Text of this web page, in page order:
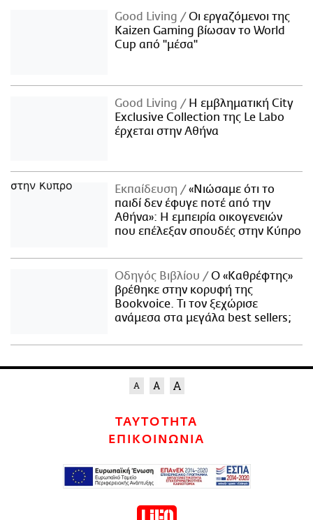
Good Living
Οι εργαζόμενοι της
Kaizen Gaming βίωσαν το World
Cup από "μέσα"
Good Living
Η εμβληματική City
Exclusive Collection της Le Labo
έρχεται στην Αθήνα
Εκπαίδευση
«Νιώσαμε ότι το
παιδί δεν έφυγε ποτέ από την
Αθήνα»: Η εμπειρία οικογενειών
που επέλεξαν σπουδές στην Κύπρο
Οδηγός Βιβλίου
Ο «Καθρέφτης»
βρέθηκε στην κορυφή της
Bookvoice. Τι τον ξεχώρισε
ανάμεσα στα μεγάλα best sellers;
ΤΑΥΤΟΤΗΤΑ
ΕΠΙΚΟΙΝΩΝΙΑ